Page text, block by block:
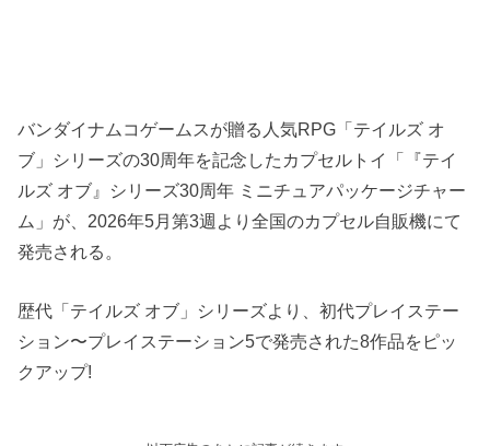
バンダイナムコゲームスが贈る人気RPG「テイルズ オ
ブ」シリーズの30周年を記念したカプセルトイ「『テイ
ルズ オブ』シリーズ30周年 ミニチュアパッケージチャー
ム」が、2026年5月第3週より全国のカプセル自販機にて
発売される。
歴代「テイルズ オブ」シリーズより、初代プレイステー
ション〜プレイステーション5で発売された8作品をピッ
クアップ!